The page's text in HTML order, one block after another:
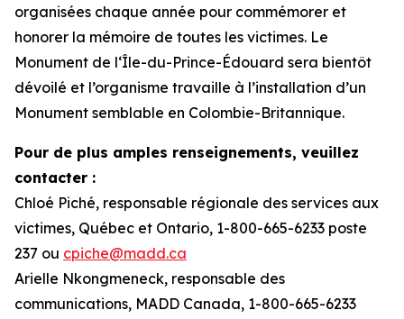
organisées chaque année pour commémorer et
honorer la mémoire de toutes les victimes. Le
Monument de l‘Île-du-Prince-Édouard sera bientôt
dévoilé et l’organisme travaille à l’installation d’un
Monument semblable en Colombie-Britannique.
Pour de plus amples renseignements, veuillez
contacter :
Chloé Piché, responsable régionale des services aux
victimes, Québec et Ontario, 1-800-665-6233 poste
237 ou cpiche@madd.ca
Arielle Nkongmeneck, responsable des
communications, MADD Canada, 1-800-665-6233